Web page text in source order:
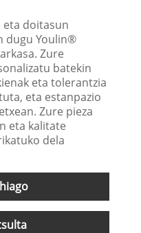
eta doitasun
dugu Youlin®
Zure
batekin
eta tolerantzia
eta estanpazio
Zure pieza
eta kalitate
dela